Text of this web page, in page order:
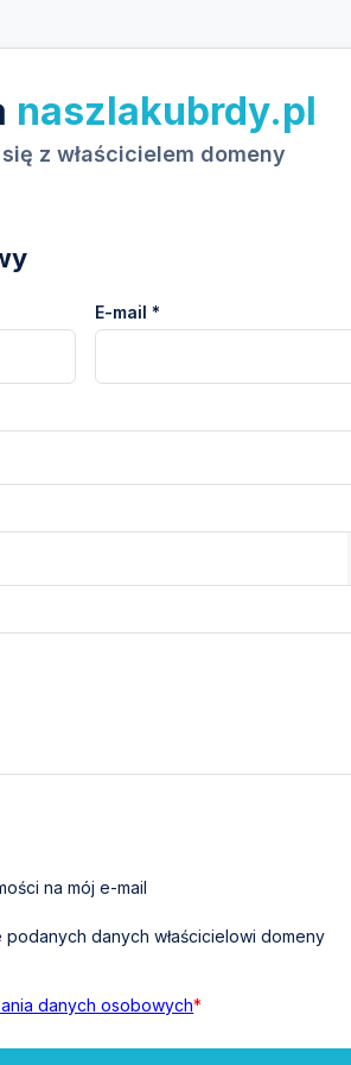
naszlakubrdy.pl
z właścicielem domeny
E-mail *
na mój e-mail
danych właścicielowi domeny
danych osobowych*